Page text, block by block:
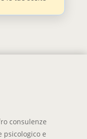
consulenze
psicologico e